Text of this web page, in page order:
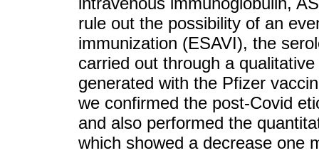
rule out the possibility of an
immunization (ESAVI), the
carried out through a
generated with the Pfizer
we confirmed the post-Covid
and also performed the
which showed a decrease one